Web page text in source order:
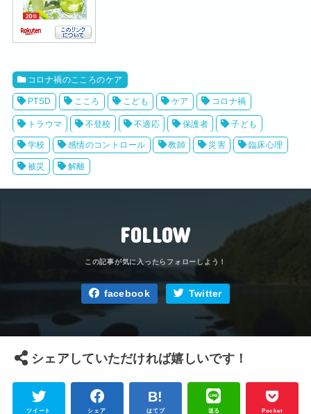
コロナ禍のこころのケア
PTSD こころ こども ケア コロナ禍
トラウマ 不登校 不適応 保護者 子ども
学校 感情のコントロール 教師 災害 臨床心理
被災 解離
FOLLOW
facebook Twitter
シェアしていただければ嬉しいです！
ツイート シェア はてブ 送る Pocket